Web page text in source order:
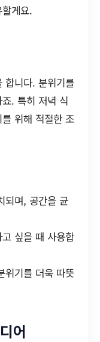
게요.
합니다. 분위기를
. 특히 저녁 식
위해 적절한 조
되며, 공간을 균
싶을 때 사용합
위기를 더욱 따뜻
어